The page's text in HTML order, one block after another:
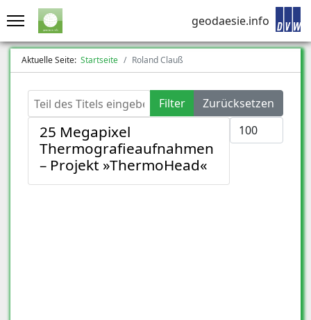
geodaesie.info
Aktuelle Seite: Startseite Roland Clauß
Teil des Titels eingeben Filter
Zurücksetzen
Anzeige #
25 Megapixel
Thermografieaufnahmen
– Projekt »ThermoHead«